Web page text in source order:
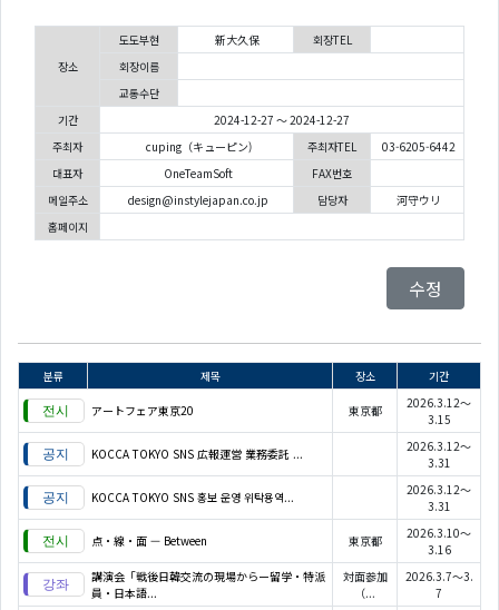
장소
도도부현 新大久保
회장TEL
회장이름
교통수단
기간
2024-12-27 ～ 2024-12-27
주최자
cuping（キューピン) 주최자TEL
03-6205-6442
대표자
OneTeamSoft
FAX번호
메일주소
design@instylejapan.co.jp 담당자
河守ウリ
홈페이지
수정
분류 제목 장소 기간
アートフェア東京20 東京都
2026.3.12～
3.15
KOCCA TOKYO SNS 広報運営 業務委託 ...
2026.3.12～
3.31
KOCCA TOKYO SNS 홍보 운영 위탁용역...
2026.3.12～
3.31
点・線・面 — Between 東京都
2026.3.10～
3.16
講演会「戦後日韓交流の現場からー留学・特派
員・日本語...
対面参加
（...
2026.3.7～3.
7